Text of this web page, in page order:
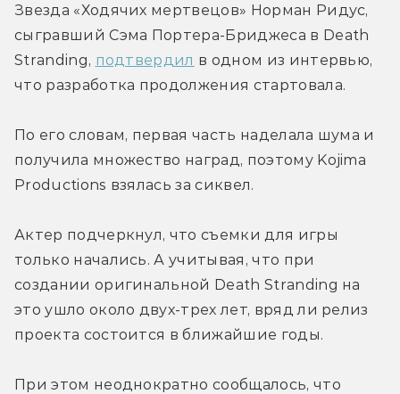
Звезда «Ходячих мертвецов» Норман Ридус,
сыгравший Сэма Портера-Бриджеса в Death
Stranding, подтвердил в одном из интервью,
что разработка продолжения стартовала.
По его словам, первая часть наделала шума и
получила множество наград, поэтому Kojima
Productions взялась за сиквел.
Актер подчеркнул, что съемки для игры
только начались. А учитывая, что при
создании оригинальной Death Stranding на
это ушло около двух-трех лет, вряд ли релиз
проекта состоится в ближайшие годы.
При этом неоднократно сообщалось, что